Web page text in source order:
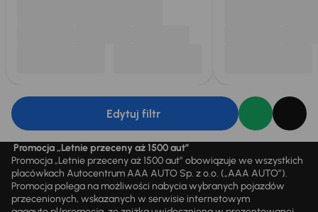
Edytuj filtr
Promocja „Letnie przeceny aż 1500 aut”
Promocja „Letnie przeceny aż 1500 aut” obowiązuje we wszystkich
placówkach Autocentrum AAA AUTO Sp. z o.o. („AAA AUTO”).
Promocja polega na możliwości nabycia wybranych pojazdów
przecenionych, wskazanych w serwisie internetowym